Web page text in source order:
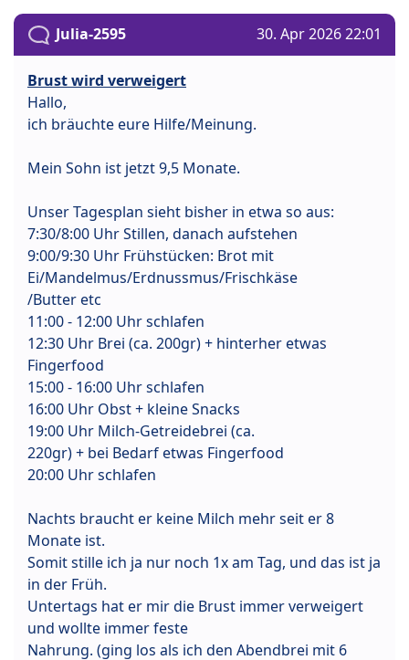
Julia-2595 30. Apr 2026 22:01
Brust wird verweigert
Hallo,
ich bräuchte eure Hilfe/Meinung.
Mein Sohn ist jetzt 9,5 Monate.
Unser Tagesplan sieht bisher in etwa so aus:
7:30/8:00 Uhr Stillen, danach aufstehen
9:00/9:30 Uhr Frühstücken: Brot mit
Ei/Mandelmus/Erdnussmus/Frischkäse
/Butter etc
11:00 - 12:00 Uhr schlafen
12:30 Uhr Brei (ca. 200gr) + hinterher etwas
Fingerfood
15:00 - 16:00 Uhr schlafen
16:00 Uhr Obst + kleine Snacks
19:00 Uhr Milch-Getreidebrei (ca.
220gr) + bei Bedarf etwas Fingerfood
20:00 Uhr schlafen
Nachts braucht er keine Milch mehr seit er 8
Monate ist.
Somit stille ich ja nur noch 1x am Tag, und das ist ja
in der Früh.
Untertags hat er mir die Brust immer verweigert
und wollte immer feste
Nahrung. (ging los als ich den Abendbrei mit 6